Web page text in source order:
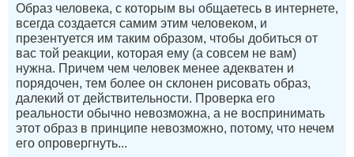
Образ человека, с которым вы общаетесь в интернете,
всегда создается самим этим человеком, и
презентуется им таким образом, чтобы добиться от
вас той реакции, которая ему (а совсем не вам)
нужна. Причем чем человек менее адекватен и
порядочен, тем более он склонен рисовать образ,
далекий от действительности. Проверка его
реальности обычно невозможна, а не воспринимать
этот образ в принципе невозможно, потому, что нечем
его опровергнуть...